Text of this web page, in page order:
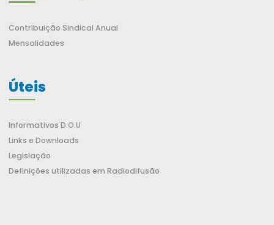
Contribuição Sindical Anual
Mensalidades
Úteis
Informativos D.O.U
Links e Downloads
Legislação
Definições utilizadas em Radiodifusão